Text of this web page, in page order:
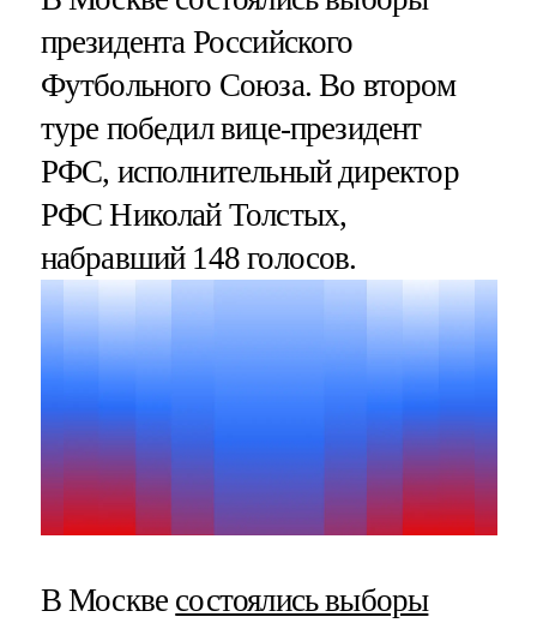
президента Российского
Футбольного Союза. Во втором
туре победил вице-президент
РФС, исполнительный директор
РФС Николай Толстых,
набравший 148 голосов.
В Москве состоялись выборы